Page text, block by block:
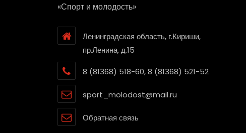
«Спорт и молодость»
Ленинградская область, г.Кириши,
пр.Ленина, д.15
8 (81368) 518-60, 8 (81368) 521-52
sport_molodost@mail.ru
Обратная связь